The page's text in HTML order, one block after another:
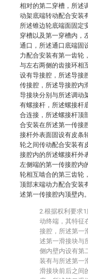
相对的第二穿槽，所述
动架底端转动配合安装
所述锥边轮底端面固定
穿槽以及第一穿槽内，
通口，所述通口底端固
力配合安装有第一齿轮
与左右两侧的齿接环相
设有导接腔，所述导接
传接腔，所述导接腔内
导接块分别与所述调动
有螺接杆，所述螺接杆
合连接，所述螺接杆顶
合安装在所述第一传接
接杆外表面固设有皮条
轮之间传动配合安装有
接腔内的所述螺接杆外
左侧端的第一传接腔内
轮相互啮合的第三齿轮
顶部末端动力配合安装
述第一传接腔内顶壁内。
2.根据权利要求
动终端，其特征
接腔，所述第一
述第一滑接块与
侧内壁内设有第
装有与所述第一
滑接块前后之间